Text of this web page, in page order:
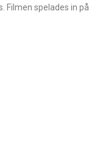
Filmen spelades in på